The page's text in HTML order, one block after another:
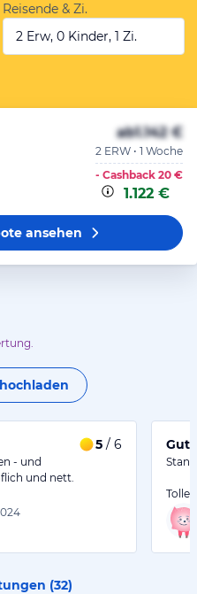
Reisende & Zi.
2 Erw, 0 Kinder, 1 Zi.
ab1.142 €
2 ERW • 1 Woche
- Cashback 20 €
1.122 €
ansehen
5 / 6
- und
und nett.
Tolle
(32)